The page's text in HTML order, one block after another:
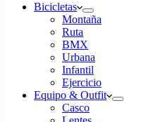
Bicicletas
Montaña
Ruta
BMX
Urbana
Infantil
Ejercicio
Equipo & Outfit
Casco